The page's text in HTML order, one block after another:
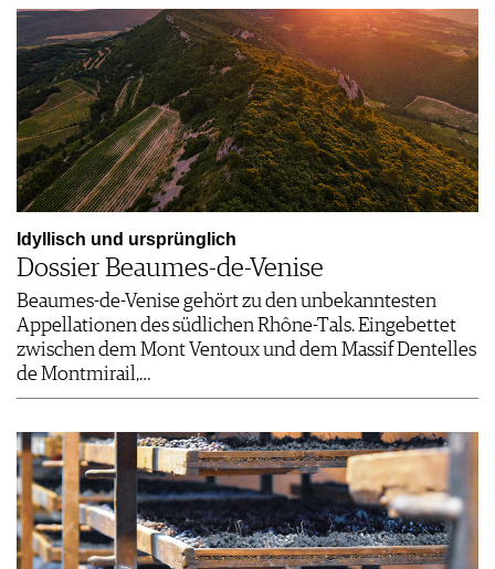
Idyllisch und ursprünglich
Dossier Beaumes-de-Venise
Beaumes-de-Venise gehört zu den unbekanntesten
Appellationen des südlichen Rhône-Tals. Eingebettet
zwischen dem Mont Ventoux und dem Massif Dentelles
de Montmirail,…